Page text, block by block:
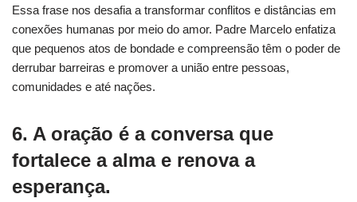
Essa frase nos desafia a transformar conflitos e distâncias em
conexões humanas por meio do amor. Padre Marcelo enfatiza
que pequenos atos de bondade e compreensão têm o poder de
derrubar barreiras e promover a união entre pessoas,
comunidades e até nações.
6. A oração é a conversa que
fortalece a alma e renova a
esperança.